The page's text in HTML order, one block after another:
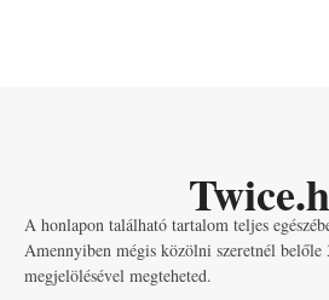
A honlapon található tartalom teljes
Amennyiben mégis közölni szeretnél
megjelölésével megteheted.